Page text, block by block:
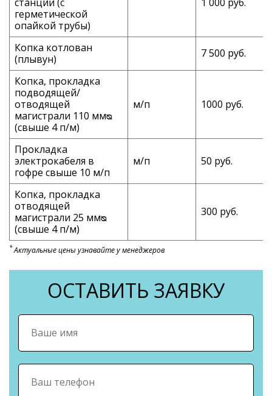
герметической
опайкой трубы)
Копка котлован
(плывун)
7 500 руб.
Копка, прокладка
подводящей/
отводящей
магистрали 110 ммᴓ
(свыше 4 п/м)
м/п 1000 руб.
Прокладка
электрокабеля в
гофре свыше 10 м/п
м/п 50 руб.
Копка, прокладка
отводящей
магистрали 25 ммᴓ
(свыше 4 п/м)
300 руб.
*Актуальные цены узнавайте у менеджеров
ОСТАВИТЬ ЗАЯВКУ